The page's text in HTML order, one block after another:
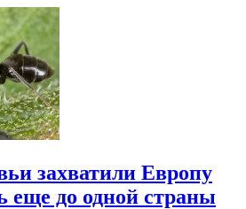
захватили Европу
еще до одной страны